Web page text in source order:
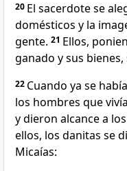
20 El sacerdote se
domésticos y la
gente. 21 Ellos,
ganado y sus
22 Cuando ya se
los hombres que
y dieron alcance a
ellos, los danitas se
Micaías: